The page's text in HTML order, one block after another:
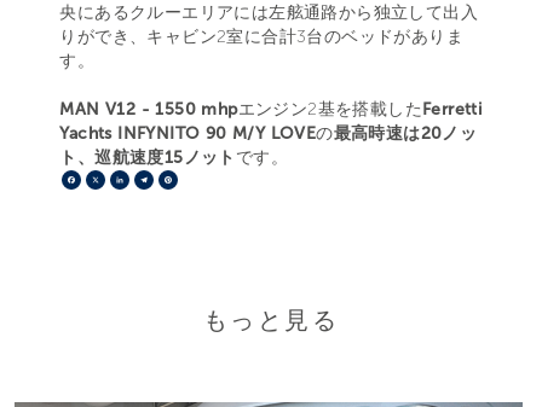
央にあるクルーエリアには左舷通路から独立して出入
りができ、キャビン2室に合計3台のベッドがありま
す。
MAN V12 - 1550 mhpエンジン2基を搭載したFerretti
Yachts INFYNITO 90 M/Y LOVEの最高時速は20ノッ
ト、巡航速度15ノット です。
Facebook
X LinkedIn
Telegram
もっと見る